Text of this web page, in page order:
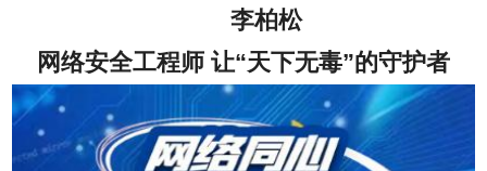
李柏松
网络安全工程师 让“天下无毒”的守护者